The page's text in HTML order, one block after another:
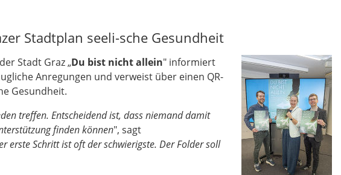
Stadtplan seeli-sche Gesundheit
Stadt Graz „Du bist nicht allein" informiert
Anregungen und verweist über einen QR-
Gesundheit.
treffen. Entscheidend ist, dass niemand damit
finden können", sagt
erste Schritt ist oft der schwierigste. Der Folder soll